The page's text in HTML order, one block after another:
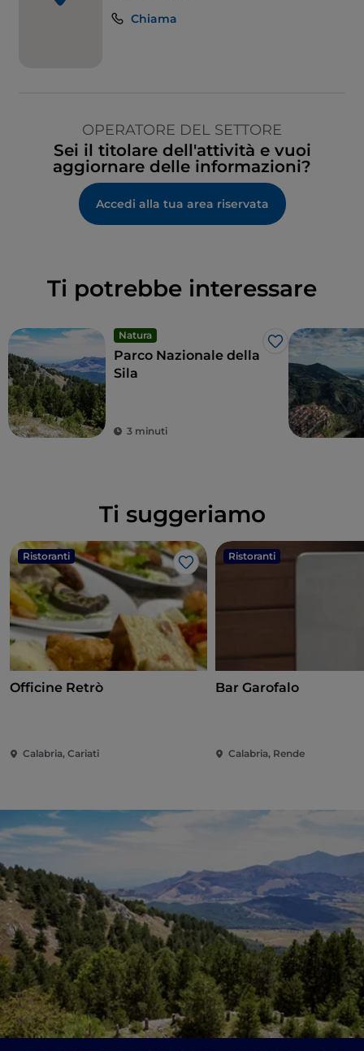
Chiama
OPERATORE DEL SETTORE
Sei il titolare dell'attività e vuoi
aggiornare delle informazioni?
Accedi alla tua area riservata
Ti potrebbe interessare
Natura
Like
Parco Nazionale della
Sila
3 minuti
Ti suggeriamo
Ristoranti
Like
Officine Retrò
Calabria, Cariati
Ristoranti
Bar Garofalo
Calabria, Rende